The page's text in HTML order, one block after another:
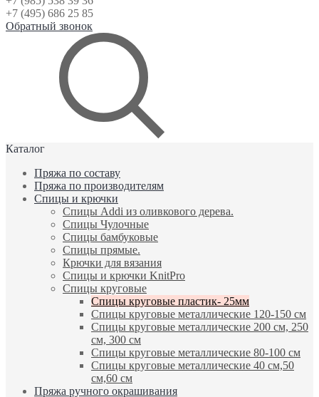
+7 (495) 686 25 85
Обратный звонок
Каталог
Пряжа по составу
Пряжа по производителям
Спицы и крючки
Спицы Addi из оливкового дерева.
Спицы Чулочные
Спицы бамбуковые
Спицы прямые.
Крючки для вязания
Спицы и крючки KnitPro
Спицы круговые
Спицы круговые пластик- 25мм
Спицы круговые металлические 120-150 см
Спицы круговые металлические 200 см, 250
см, 300 см
Спицы круговые металлические 80-100 см
Спицы круговые металлические 40 см,50
см,60 см
Пряжа ручного окрашивания